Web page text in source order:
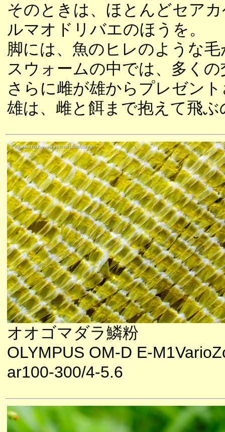
そのときは、ほとんどセア
ルマオドリバエのほうを。
脚には、魚のヒレのような
スウォームの中では、多く
さらに雌が雄からプレゼン
雄は、雌と餌まで抱えて飛
オオゴマダラ鱗粉
OLYMPUS OM-D E-
ar100-300/4-5.6